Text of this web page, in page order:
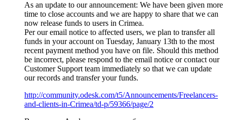
As an update to our announcement: We have been given more
time to close accounts and we are happy to share that we can
now release funds to users in Crimea.
Per our email notice to affected users, we plan to transfer all
funds in your account on Tuesday, January 13th to the most
recent payment method you have on file. Should this method
be incorrect, please respond to the email notice or contact our
Customer Support team immediately so that we can update
our records and transfer your funds.
http://community.odesk.com/t5/Announcements/Freelancers-
and-clients-in-Crimea/td-p/59366/page/2